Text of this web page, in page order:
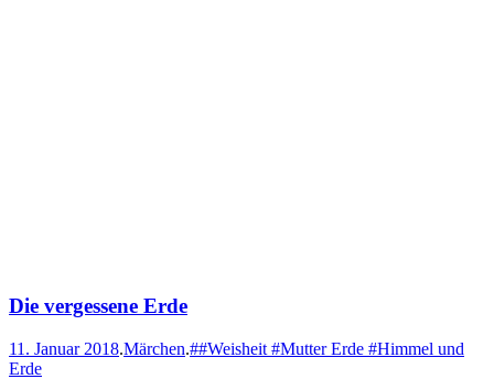
Die vergessene Erde
11. Januar 2018.Märchen.##Weisheit #Mutter Erde #Himmel und
Erde